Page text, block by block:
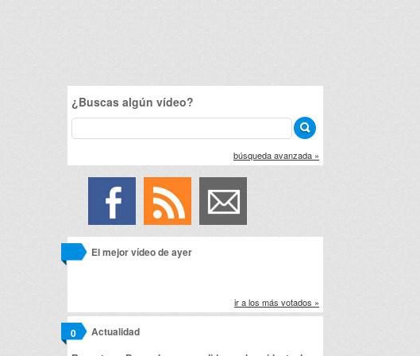
¿Buscas algún vídeo?
búsqueda avanzada »
El mejor vídeo de ayer
ir a los más votados »
Actualidad
0